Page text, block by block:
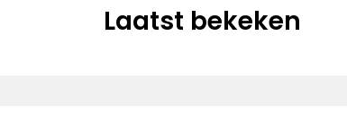
Laatst bekeken